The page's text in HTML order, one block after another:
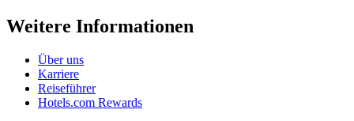
Weitere Informationen
Über uns
Karriere
Reiseführer
Hotels.com Rewards